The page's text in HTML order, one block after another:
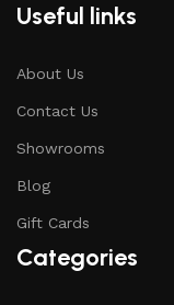
Useful links
About Us
Contact Us
Showrooms
Blog
Gift Cards
Categories